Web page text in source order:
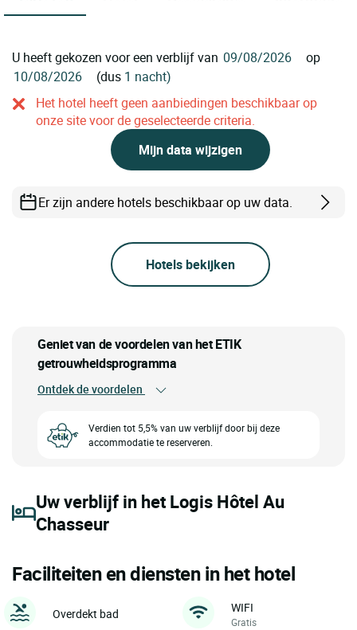
U heeft gekozen voor een verblijf van
op
(dus 1 nacht)
Het hotel heeft geen aanbiedingen beschikbaar op
onze site voor de geselecteerde criteria.
Mijn data wijzigen
Er zijn andere hotels beschikbaar op uw data.
Hotels bekijken
Geniet van de voordelen van het ETIK
getrouwheidsprogramma
Ontdek de voordelen
Verdien tot 5,5% van uw verblijf door bij deze
accommodatie te reserveren.
Uw verblijf in het Logis Hôtel Au
Chasseur
Faciliteiten en diensten in het hotel
Overdekt bad WIFI
Gratis